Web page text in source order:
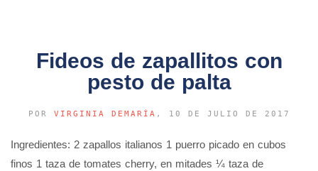
Fideos de zapallitos con
pesto de palta
POR VIRGINIA DEMARÍA , 10 DE JULIO DE 2017
Ingredientes: 2 zapallos italianos 1 puerro picado en cubos
finos 1 taza de tomates cherry, en mitades ¼ taza de